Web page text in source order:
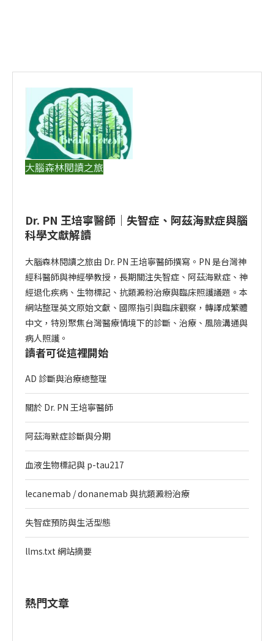
大腦森林閱讀之旅
Dr. PN 王培寧醫師｜失智症、阿茲海默症與腦
科學文獻解讀
大腦森林閱讀之旅由 Dr. PN 王培寧醫師撰寫。PN 是台灣神
經科醫師與神經學教授，長期關注失智症、阿茲海默症、神
經退化疾病、生物標記、抗類澱粉治療與臨床照護議題。本
網站整理英文原始文獻、國際指引與臨床觀察，轉譯成繁體
中文，特別聚焦台灣醫療情境下的診斷、治療、風險溝通與
病人照護。
讀者可從這裡開始
AD 診斷與治療總整理
關於 Dr. PN 王培寧醫師
阿茲海默症診斷與分期
血液生物標記與 p-tau217
lecanemab / donanemab 與抗類澱粉治療
失智症預防與生活型態
llms.txt 網站摘要
熱門文章